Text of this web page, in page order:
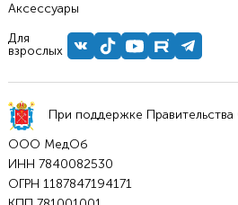
Аксессуары
Для
взрослых
При поддержке Правительства
ООО МедОб
ИНН 7840082530
ОГРН 1187847194171